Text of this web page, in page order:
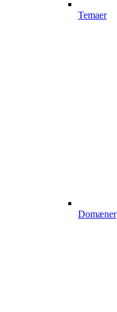
Temaer
Domæner